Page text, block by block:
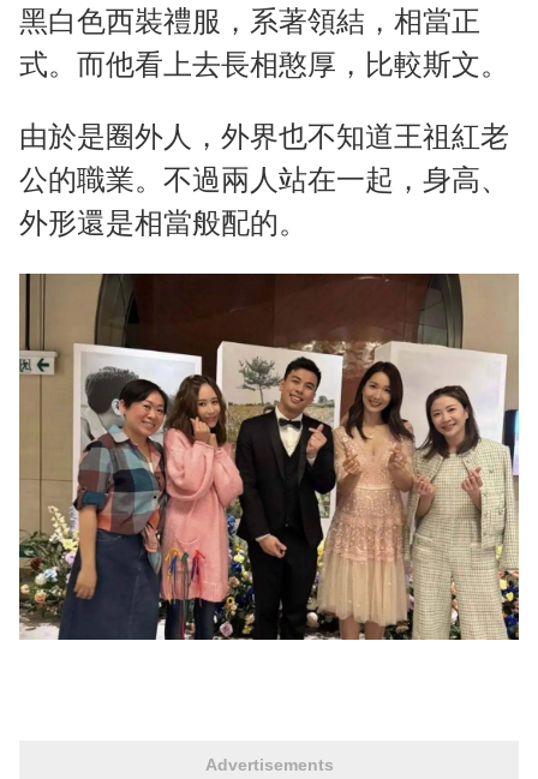
黑白色西裝禮服，系著領結，相當正
式。而他看上去長相憨厚，比較斯文。
由於是圈外人，外界也不知道王祖紅老
公的職業。不過兩人站在一起，身高、
外形還是相當般配的。
Advertisements